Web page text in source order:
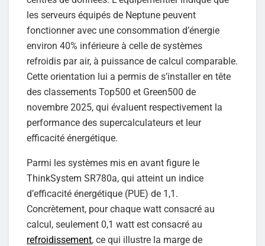
les serveurs équipés de Neptune peuvent
fonctionner avec une consommation d’énergie
environ 40% inférieure à celle de systèmes
refroidis par air, à puissance de calcul comparable.
Cette orientation lui a permis de s’installer en tête
des classements Top500 et Green500 de
novembre 2025, qui évaluent respectivement la
performance des supercalculateurs et leur
efficacité énergétique.
Parmi les systèmes mis en avant figure le
ThinkSystem SR780a, qui atteint un indice
d’efficacité énergétique (PUE) de 1,1.
Concrètement, pour chaque watt consacré au
calcul, seulement 0,1 watt est consacré au
refroidissement, ce qui illustre la marge de